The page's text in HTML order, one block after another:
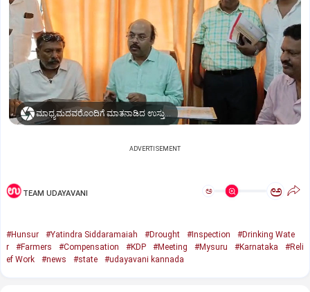
ಮಾಧ್ಯಮದವರೊಂದಿಗೆ ಮಾತನಾಡಿದ ಉಸ್ತುವಾರಿ ಸಚಿವ ಡಾ. ಯತೀಂದ್ರ ಸಿದ್ದರಾಮಯ್ಯ
ADVERTISEMENT
TEAM UDAYAVANI ಅ ಅ
#Hunsur #Yatindra Siddaramaiah #Drought #Inspection
#Drinking Wate
r
#Farmers #Compensation #KDP #Meeting #Mysuru #Karnataka
#Reli
ef Work
#news #state #udayavani kannada